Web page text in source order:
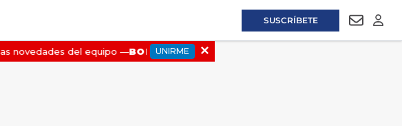
SUSCRÍBETE